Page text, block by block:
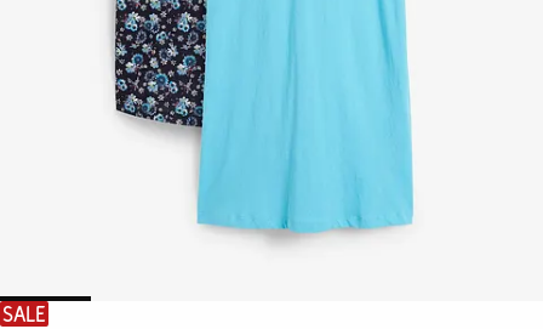
SALE